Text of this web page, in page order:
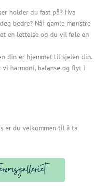
holder du fast på? Hva
bedre? Når gamle mønstre
en lettelse og du vil føle en
din er hjemmet til sjelen din.
vi harmoni, balanse og flyt i
er du velkommen til å ta